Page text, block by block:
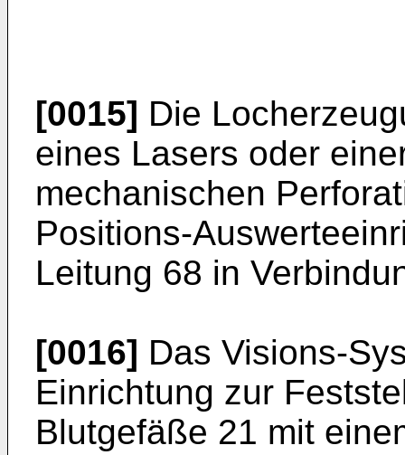
[0015] Die
eines Lasers oder
mechanischen
Positions-
Leitung 68 in
[0016] Das Visions-
Einrichtung zur
Blutgefäße 21 mit